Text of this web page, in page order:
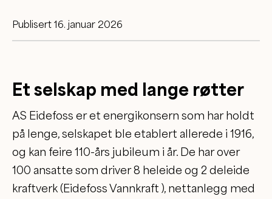
Publisert 16. januar 2026
Et selskap med lange røtter
AS Eidefoss er et energikonsern som har holdt
på lenge, selskapet ble etablert allerede i 1916,
og kan feire 110-års jubileum i år. De har over
100 ansatte som driver 8 heleide og 2 deleide
kraftverk (Eidefoss Vannkraft ), nettanlegg med